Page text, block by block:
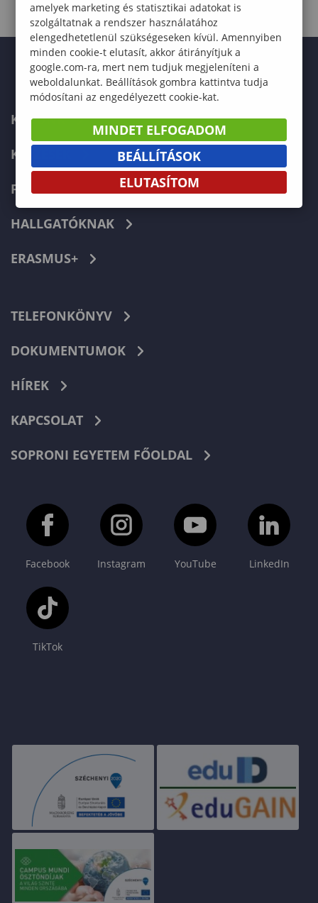
KARUNK
KÉPZÉSEK
FELVÉTELIZŐKNEK
HALLGATÓKNAK
ERASMUS+
TELEFONKÖNYV
DOKUMENTUMOK
HÍREK
KAPCSOLAT
SOPRONI EGYETEM FŐOLDAL
Facebook Instagram YouTube LinkedIn
TikTok
amelyek marketing és statisztikai adatokat is
szolgáltatnak a rendszer használatához
elengedhetetlenül szükségeseken kívül. Amennyiben
minden cookie-t elutasít, akkor átirányítjuk a
google.com-ra, mert nem tudjuk megjeleníteni a
weboldalunkat. Beállítások gombra kattintva tudja
módosítani az engedélyezett cookie-kat.
MINDET ELFOGADOM
BEÁLLÍTÁSOK
ELUTASÍTOM